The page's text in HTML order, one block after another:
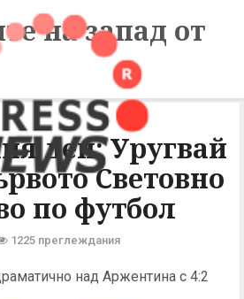
на запад от
ден: Уругвай
Световно
по футбол
1225 преглеждания
над Аржентина с 4:2